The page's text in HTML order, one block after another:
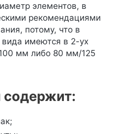
элементов, в
рекомендациями
потому, что в
вида имеются в 2-ух
мм либо 80 мм/125
содержит: